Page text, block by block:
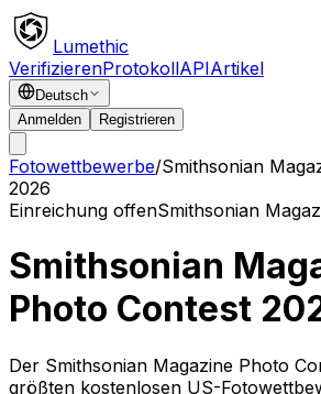
Lumethic
VerifizierenProtokollAPIArtikel
Deutsch
Anmelden
Registrieren
Fotowettbewerbe/Smithsonian
2026
Einreichung offenSmithsonian
Smithsonian
Photo Contest
Der Smithsonian Magazine Photo
größten kostenlosen US-